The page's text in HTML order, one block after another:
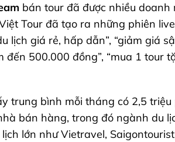
bán tour đã được nhiều
Tour đã tạo ra những phiên
lịch giá rẻ, hấp dẫn”, “giảm giá
đến 500.000 đồng”, “mua 1 tour
trung bình mỗi tháng có 2,5
bán hàng, trong đó ngành du
lớn như Vietravel,